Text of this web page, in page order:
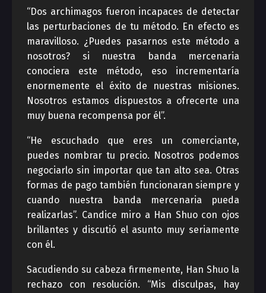
“Dos archimagos fueron incapaces de detectar
las perturbaciones de tu método. En efecto es
maravilloso. ¿Puedes pasarnos este método a
nosotros? si nuestra banda mercenaria
conociera este método, eso incrementaría
enormemente el éxito de nuestras misiones.
Nosotros estamos dispuestos a ofrecerte una
muy buena recompensa por él”.
“He escuchado que eres un comerciante,
puedes nombrar tu precio. Nosotros podemos
negociarlo sin importar que tan alto sea. Otras
formas de pago también funcionaran siempre y
cuando nuestra banda mercenaria pueda
realizarlas”. Candice miro a Han Shuo con ojos
brillantes y discutió el asunto muy seriamente
con él.
Sacudiendo su cabeza firmemente, Han Shuo la
rechazo con resolución. “Mis disculpas, hay